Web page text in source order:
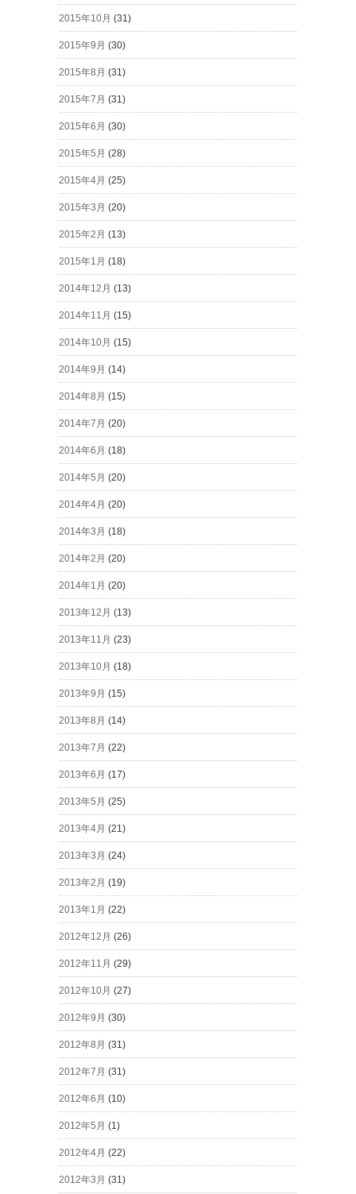
2015年10月 (31)
2015年9月 (30)
2015年8月 (31)
2015年7月 (31)
2015年6月 (30)
2015年5月 (28)
2015年4月 (25)
2015年3月 (20)
2015年2月 (13)
2015年1月 (18)
2014年12月 (13)
2014年11月 (15)
2014年10月 (15)
2014年9月 (14)
2014年8月 (15)
2014年7月 (20)
2014年6月 (18)
2014年5月 (20)
2014年4月 (20)
2014年3月 (18)
2014年2月 (20)
2014年1月 (20)
2013年12月 (13)
2013年11月 (23)
2013年10月 (18)
2013年9月 (15)
2013年8月 (14)
2013年7月 (22)
2013年6月 (17)
2013年5月 (25)
2013年4月 (21)
2013年3月 (24)
2013年2月 (19)
2013年1月 (22)
2012年12月 (26)
2012年11月 (29)
2012年10月 (27)
2012年9月 (30)
2012年8月 (31)
2012年7月 (31)
2012年6月 (10)
2012年5月 (1)
2012年4月 (22)
2012年3月 (31)